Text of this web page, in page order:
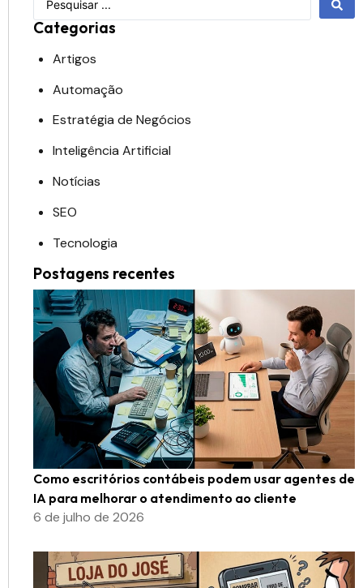
Categorias
Artigos
Automação
Estratégia de Negócios
Inteligência Artificial
Notícias
SEO
Tecnologia
Postagens recentes
Como escritórios contábeis podem usar agentes de
IA para melhorar o atendimento ao cliente
6 de julho de 2026